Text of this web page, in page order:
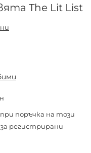
The Lit List
при поръчка на този
регистрирани